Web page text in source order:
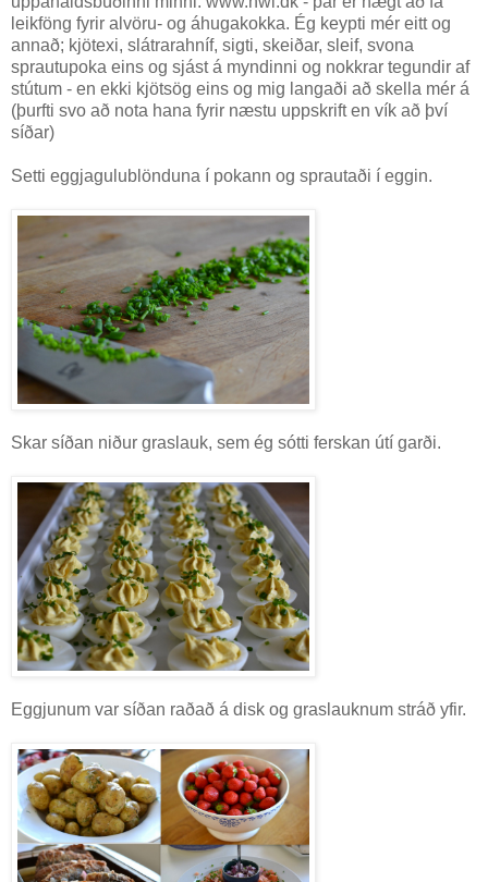
leikföng fyrir alvöru- og áhugakokka. Ég keypti mér eitt og
annað; kjötexi, slátrarahníf, sigti, skeiðar, sleif, svona
sprautupoka eins og sjást á myndinni og nokkrar tegundir af
stútum - en ekki kjötsög eins og mig langaði að skella mér á
(þurfti svo að nota hana fyrir næstu uppskrift en vík að því
síðar)
Setti eggjagulublönduna í pokann og sprautaði í eggin.
Skar síðan niður graslauk, sem ég sótti ferskan útí garði.
Eggjunum var síðan raðað á disk og graslauknum stráð yfir.